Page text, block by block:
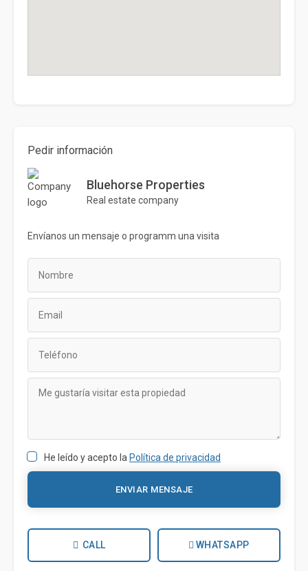
Pedir información
Bluehorse Properties
Real estate company
Envíanos un mensaje o programm una visita
He leído y acepto la Política de privacidad
ENVIAR MENSAJE
CALL WHATSAPP